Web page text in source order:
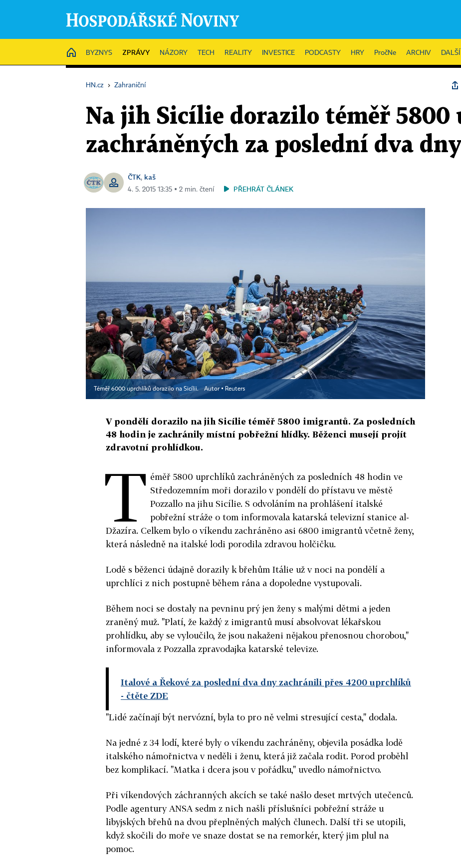
HOME
BYZNYS ZPRÁVY NÁZORY TECH REALITY INVESTICE PODCASTY HRY PročNe ARCHIV DALŠÍ
HN.cz › Zahraniční
Na jih Sicílie dorazilo téměř
zachráněných za poslední dva dny
ČTK, kaš
4. 5. 2015 13:35 ▪ 2 min. čtení PŘEHRÁT ČLÁNEK
Téměř 6000 uprchlíků dorazilo na Sicílii. Autor ▪ Reuters
V pondělí dorazilo na jih Sicílie téměř 5800 imigrantů. Za posledních
48 hodin je zachránily místní pobřežní hlídky. Běženci musejí projít
zdravotní prohlídkou.
T éměř 5800 uprchlíků zachráněných za posledních 48 hodin ve
Středozemním moři dorazilo v pondělí do přístavu ve městě
Pozzallo na jihu Sicílie. S odvoláním na prohlášení italské
pobřežní stráže o tom informovala katarská televizní stanice al-
Džazíra. Celkem bylo o víkendu zachráněno asi 6800 imigrantů včetně ženy,
která následně na italské lodi porodila zdravou holčičku.
Lodě s běženci údajně dorazily k břehům Itálie už v noci na pondělí a
uprchlíci z nich postupně během rána a dopoledne vystupovali.
Během noci se dostaly na pevninu prý jen ženy s malými dětmi a jeden
zraněný muž. "Platí, že každý z imigrantů musí absolvovat lékařskou
prohlídku, aby se vyloučilo, že jsou nakaženi nějakou přenosnou chorobou,"
informovala z Pozzalla zpravodajka katarské televize.
Italové a Řekové za poslední dva dny zachránili přes 4200 uprchlíků
- čtěte ZDE
"Lidé začínají být nervózní, byla to pro ně velmi stresující cesta," dodala.
Na jedné z 34 lodí, které byly o víkendu zachráněny, objevila posádka lodě
italského námořnictva v neděli i ženu, která již začala rodit. Porod proběhl
bez komplikací. "Matka i dcera jsou v pořádku," uvedlo námořnictvo.
Při víkendových záchranných akcích se také našlo deset mrtvých utečenců.
Podle agentury ANSA sedm z nich našli příslušníci pobřežní stráže u
libyjských břehů na dvou přeplněných malých člunech. Další tři se utopili,
když skočili do moře ve snaze dostat se na remorkér, který jim plul na
pomoc.